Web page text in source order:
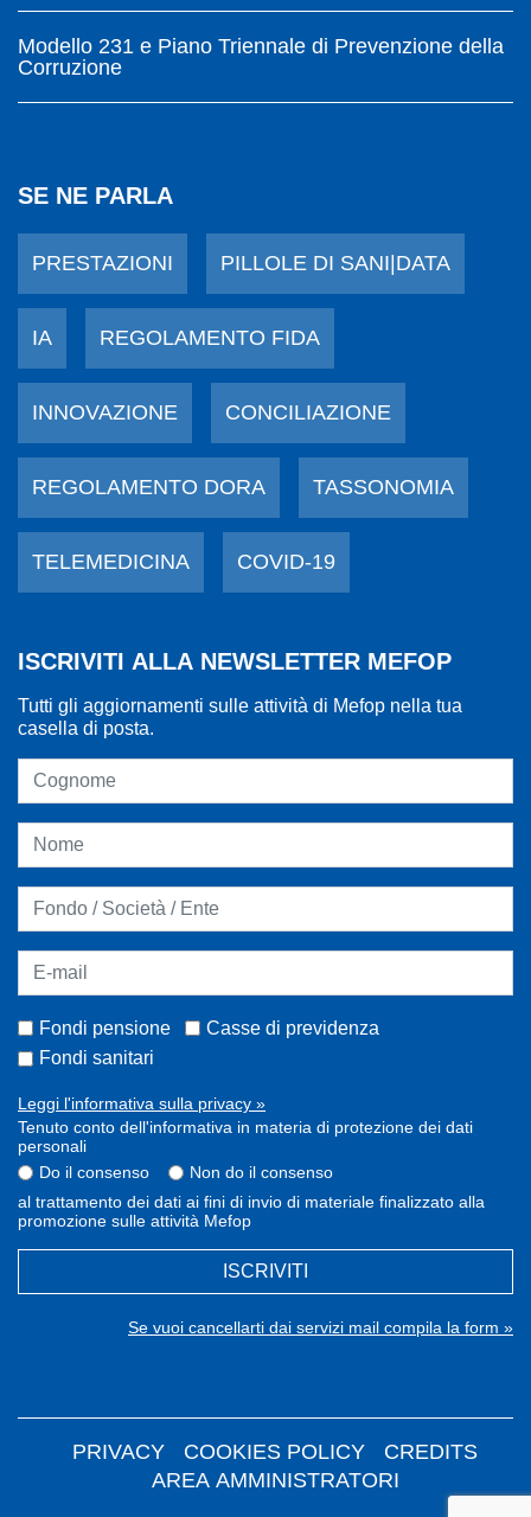
Modello 231 e Piano Triennale di Prevenzione della
Corruzione
SE NE PARLA
PRESTAZIONI PILLOLE DI SANI|DATA
IA REGOLAMENTO FIDA
INNOVAZIONE CONCILIAZIONE
REGOLAMENTO DORA TASSONOMIA
TELEMEDICINA COVID-19
ISCRIVITI ALLA NEWSLETTER MEFOP
Tutti gli aggiornamenti sulle attività di Mefop nella tua
casella di posta.
Fondi pensione
Casse di previdenza
Fondi sanitari
Leggi l'informativa sulla privacy »
Tenuto conto dell'informativa in materia di protezione dei dati
personali
Do il consenso
Non do il consenso
al trattamento dei dati ai fini di invio di materiale finalizzato alla
promozione sulle attività Mefop
ISCRIVITI
Se vuoi cancellarti dai servizi mail compila la form »
PRIVACY COOKIES POLICY
CREDITS
AREA AMMINISTRATORI